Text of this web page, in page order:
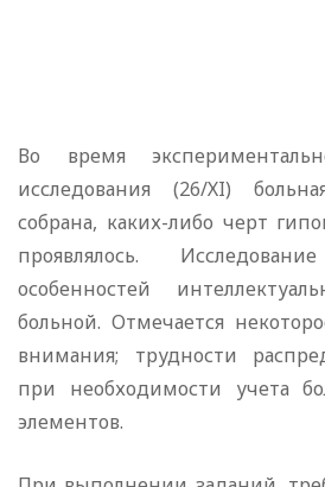
Во время
исследования (26/ХI)
собрана, каких-либо черт
проявлялось.
особенностей
больной. Отмечается
внимания; трудности
при необходимости учета
элементов.